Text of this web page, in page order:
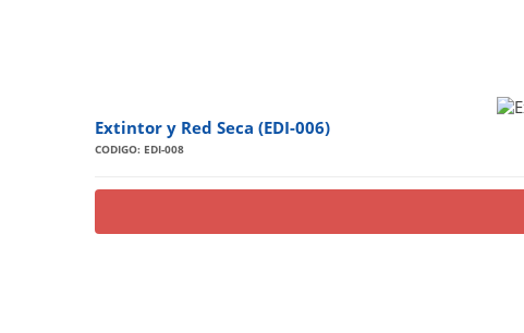
Extintor y Red Seca (EDI-006)
CODIGO: EDI-008